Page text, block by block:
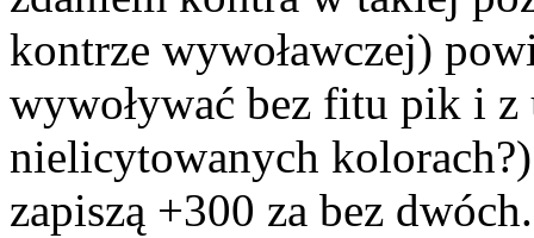
kontrze wywoławczej)
wywoływać bez fitu pik i z
nielicytowanych
zapiszą +300 za bez dwóch.